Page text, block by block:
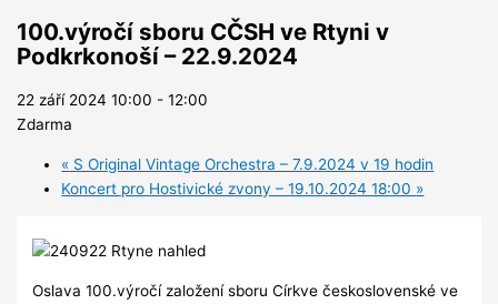
100.výročí sboru CČSH ve Rtyni v
Podkrkonoší – 22.9.2024
22 září 2024 10:00 -12:00
Zdarma
« S Original Vintage Orchestra – 7.9.2024 v 19 hodin
Koncert pro Hostivické zvony – 19.10.2024 18:00 »
Oslava 100.výročí založení sboru Církve československé ve